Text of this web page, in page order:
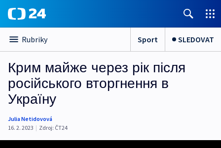
Rubriky Sport SLEDOVAT
Крим майже через рік після
російського вторгнення в
Україну
Julia Netidovová
16. 2. 2023 | Zdroj: ČT24